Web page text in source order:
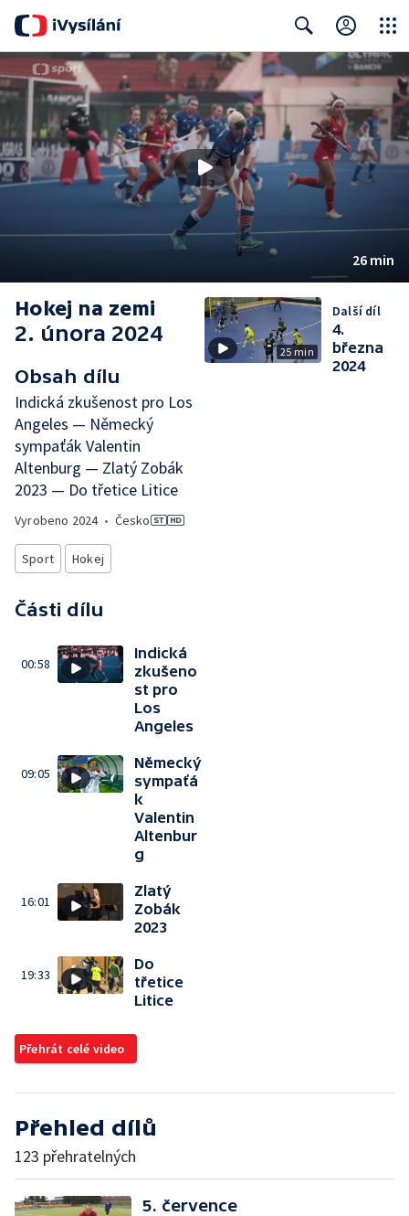
Search Close
26 min
Hokej na zemi
2. února 2024
Obsah dílu
Indická zkušenost pro Los
Angeles — Německý
sympaťák Valentin
Altenburg — Zlatý Zobák
2023 — Do třetice Litice
Vyrobeno 2024• Česko
Sport Hokej
Části dílu
00:58
Indická
zkušeno
st pro
Los
Angeles
09:05
Německý
sympaťá
k
Valentin
Altenbur
g
16:01
Zlatý
Zobák
2023
19:33
Do
třetice
Litice
Přehrát celé video
25 min
Další díl
4.
března
2024
Přehled dílů
123 přehratelných
5. července